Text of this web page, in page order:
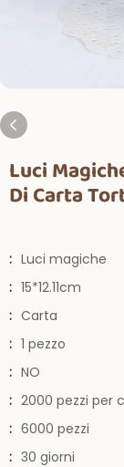
Luci
Di Carta
: Luci magiche
: 15*12.11cm
: Carta
: 1 pezzo
: NO
: 2000 pezzi per
: 6000 pezzi
: 30 giorni